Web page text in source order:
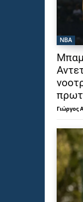
NBA
Μπαμ
Γιώργος